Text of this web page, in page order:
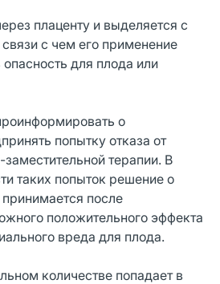
плаценту и выделяется с
с чем его применение
для плода или
о
попытку отказа от
терапии. В
таких попыток решение о
после
положительного эффекта
вреда для плода.
количестве попадает в